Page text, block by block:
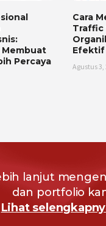
Membuat
Percaya
Cara
Traffic
Efektif
Agustus 3,
lanjut
dan portfolio
Lihat